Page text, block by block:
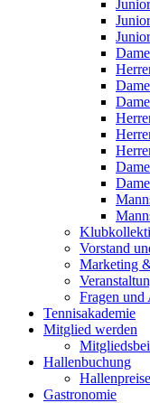
Vorstand
Marketing
Fragen und
Tennisakademie
Mitglied werden
Hallenbuchung
Gastronomie